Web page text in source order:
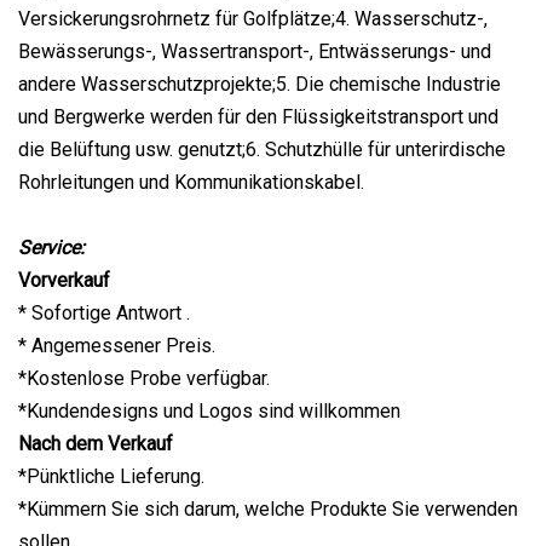
Versickerungsrohrnetz für Golfplätze;4. Wasserschutz-,
Bewässerungs-, Wassertransport-, Entwässerungs- und
andere Wasserschutzprojekte;5. Die chemische Industrie
und Bergwerke werden für den Flüssigkeitstransport und
die Belüftung usw. genutzt;6. Schutzhülle für unterirdische
Rohrleitungen und Kommunikationskabel.
Service:
Vorverkauf
* Sofortige Antwort .
* Angemessener Preis.
*Kostenlose Probe verfügbar.
*Kundendesigns und Logos sind willkommen
Nach dem Verkauf
*Pünktliche Lieferung.
*Kümmern Sie sich darum, welche Produkte Sie verwenden